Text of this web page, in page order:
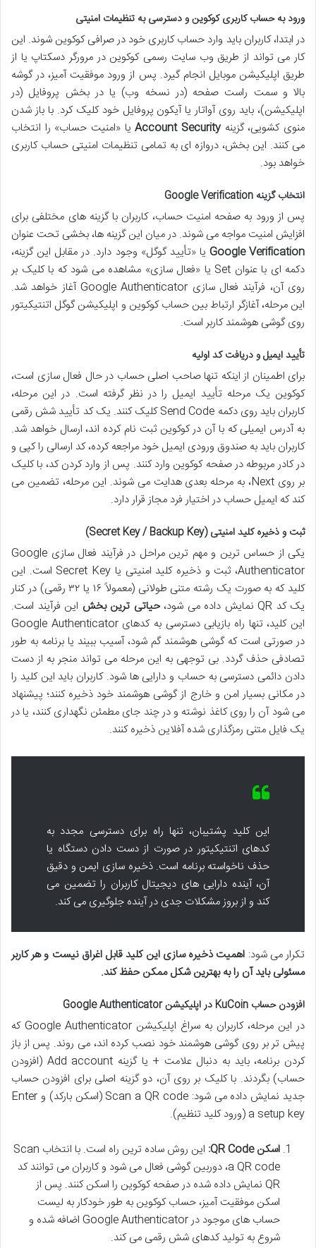
ورود به حساب کاربری کوکوین و دسترسی به تنظیمات امنیتی
در ابتدا، کاربران باید وارد حساب کاربری خود در صرافی کوکوین شوند. این
کار می تواند از طریق وب سایت رسمی کوکوین در مرورگر دسکتاپ یا از
طریق اپلیکیشن موبایل انجام گیرد. پس از ورود موفقیت آمیز، در گوشه
بالا و سمت راست صفحه (در نسخه وب) یا در بخش پروفایل (در
اپلیکیشن)، باید روی آواتار یا آیکون پروفایل خود کلیک کرد. با باز شدن
منوی کشویی، گزینهAccount Securityیا «امنیت حساب» را انتخاب
می کنند. این بخش، دروازه ای به تمامی تنظیمات امنیتی حساب کاربری
خواهد بود.
انتخاب گزینه Google Verification
پس از ورود به صفحه امنیت حساب، کاربران با گزینه های مختلفی برای
افزایش امنیت مواجه می شوند. در میان این گزینه ها، بخشی تحت عنوان
Google Verification یا «تأیید گوگل» وجود دارد. در مقابل این گزینه،
دکمه ای با عنوان Set یا «فعال سازی» مشاهده می شود که با کلیک بر
روی آن، فرآیند فعال سازی Google Authenticator آغاز خواهد شد.
این مرحله، آغازگر ارتباط بین حساب کوکوین و اپلیکیشن گوگل اتنتیکیتور
روی گوشی هوشمند کاربر است.
تأیید ایمیل و دریافت کد اولیه
برای اطمینان از اینکه تنها صاحب اصلی حساب در حال فعال سازی است،
کوکوین یک مرحله تأیید ایمیل را در نظر گرفته است. در این مرحله،
کاربران باید روی دکمه Send Code کلیک کنند. یک کد تأیید شش رقمی
به آدرس ایمیلی که با آن در کوکوین ثبت نام کرده اند، ارسال خواهد شد.
کاربران باید به صندوق ورودی ایمیل خود مراجعه کرده، کد ارسالی را کپی و
در کادر مربوطه در صفحه کوکوین وارد کنند. پس از وارد کردن کد، با کلیک
بر روی Next، به مرحله بعدی هدایت می شوند. این مرحله، تضمین می
کند که ایمیل حساب در اختیار فرد مجاز قرار دارد.
ثبت و ذخیره کلید امنیتی (Secret Key / Backup Key)
یکی از حساس ترین و مهم ترین مراحل در فرآیند فعال سازی Google
Authenticator، ثبت و ذخیره کلید امنیتی یا Secret Key است. این
کلید که به صورت یک رشته متنی طولانی (معمولاً ۱۶ یا ۳۲ رقمی) در کنار
یک کد QR نمایش داده می شود،
حیاتی ترین بخش این فرآیند است.
این کلید، تنها راه بازیابی دسترسی به کدهای Google Authenticator
در صورتی است که گوشی هوشمند گم شود، آسیب ببیند یا برنامه به طور
تصادفی حذف گردد. بی توجهی به این مرحله می تواند منجر به از دست
دادن دائمی دسترسی به حساب و دارایی ها شود. کاربران باید این کلید را
در مکانی بسیار امن و خارج از گوشی هوشمند خود ذخیره کنند؛ پیشنهاد
می شود آن را روی کاغذ نوشته و در چند جای مطمئن نگهداری کنند، یا در
یک فایل متنی رمزگذاری شده آفلاین ذخیره کنند.
این کلید پشتیبان، تنها راه برای دسترسی مجدد به
کدهای اتنتیکیتور در صورت از دست دادن دستگاه یا
حذف ناخواسته برنامه است. ذخیره سازی ایمن و دقیق
آن، آینده دارایی های دیجیتال کاربران را تضمین می
کند و از بروز مشکلات جدی در آینده جلوگیری می کند.
تکرار می شود: اهمیت ذخیره سازی این کلید قابل اغراق نیست و هر کاربر
مسئولی باید آن را به بهترین شکل ممکن حفظ کند.
افزودن حساب KuCoin در اپلیکیشن Google Authenticator
در این مرحله، کاربران به سراغ اپلیکیشن Google Authenticator که
پیش تر بر روی گوشی هوشمند خود نصب کرده اند، می روند. پس از باز
کردن برنامه، باید به دنبال علامت + یا گزینه Add account (افزودن
حساب) بگردند. با کلیک بر روی آن، دو گزینه اصلی برای افزودن حساب
جدید نمایش داده می شود: Scan a QR code (اسکن بارکد) و Enter
a setup key (ورود کلید تنظیم).
اسکن QR Code:
این روش ساده ترین راه است. با انتخاب Scan
a QR code، دوربین گوشی فعال می شود و کاربران می توانند کد
QR نمایش داده شده در صفحه کوکوین را اسکن کنند. پس از
اسکن موفقیت آمیز، حساب کوکوین به طور خودکار به لیست
حساب های موجود در Google Authenticator اضافه شده و
شروع به تولید کدهای شش رقمی می کند.